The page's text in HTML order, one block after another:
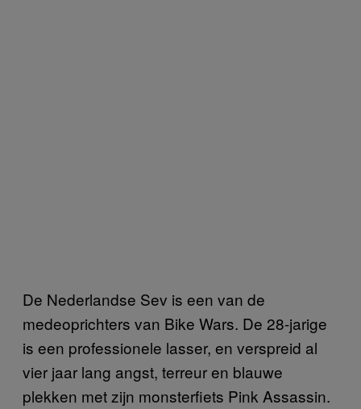
De Nederlandse Sev is een van de
medeoprichters van Bike Wars. De 28-jarige
is een professionele lasser, en verspreid al
vier jaar lang angst, terreur en blauwe
plekken met zijn monsterfiets Pink Assassin.